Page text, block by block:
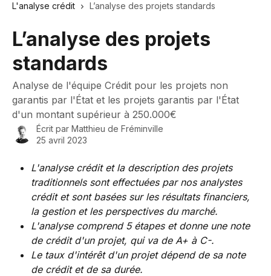
L'analyse crédit
L’analyse des projets standards
L’analyse des projets
standards
Analyse de l'équipe Crédit pour les projets non
garantis par l'État et les projets garantis par l'État
d'un montant supérieur à 250.000€
Écrit par Matthieu de Fréminville
25 avril 2023
L'analyse crédit et la description des projets
traditionnels sont effectuées par nos analystes
crédit et sont basées sur les résultats financiers,
la gestion et les perspectives du marché.
L'analyse comprend 5 étapes et donne une note
de crédit d'un projet, qui va de A+ à C-.
Le taux d'intérêt d'un projet dépend de sa note
de crédit et de sa durée.